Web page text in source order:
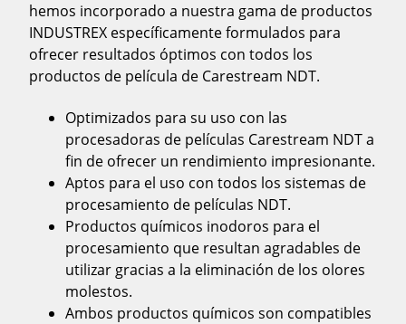
hemos incorporado a nuestra gama de productos
INDUSTREX específicamente formulados para
ofrecer resultados óptimos con todos los
productos de película de Carestream NDT.
Optimizados para su uso con las
procesadoras de películas Carestream NDT a
fin de ofrecer un rendimiento impresionante.
Aptos para el uso con todos los sistemas de
procesamiento de películas NDT.
Productos químicos inodoros para el
procesamiento que resultan agradables de
utilizar gracias a la eliminación de los olores
molestos.
Ambos productos químicos son compatibles